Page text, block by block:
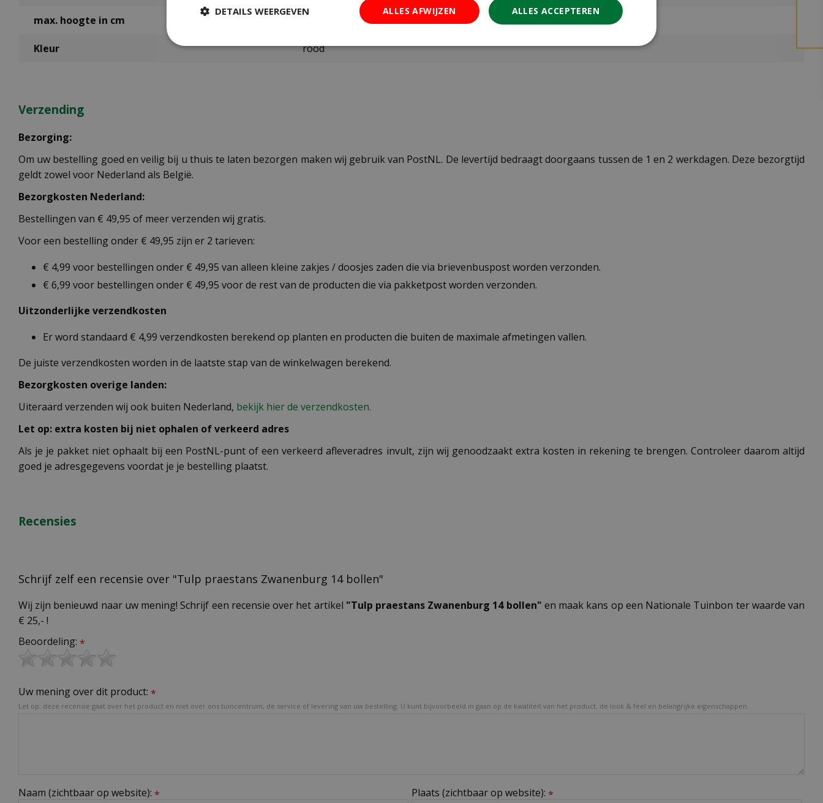
max. hoogte in cm
Kleur rood
Verzending
Bezorging:
Om uw bestelling goed en veilig bij u thuis te laten bezorgen maken wij gebruik van PostNL. De levertijd bedraagt doorgaans tussen de 1 en 2 werkdagen. Deze bezorgtijd
geldt zowel voor Nederland als België.
Bezorgkosten Nederland:
Bestellingen van € 49,95 of meer verzenden wij gratis.
Voor een bestelling onder € 49,95 zijn er 2 tarieven:
€ 4,99 voor bestellingen onder € 49,95 van alleen kleine zakjes / doosjes zaden die via brievenbuspost worden verzonden.
€ 6,99 voor bestellingen onder € 49,95 voor de rest van de producten die via pakketpost worden verzonden.
Uitzonderlijke verzendkosten
Er word standaard € 4,99 verzendkosten berekend op planten en producten die buiten de maximale afmetingen vallen.
De juiste verzendkosten worden in de laatste stap van de winkelwagen berekend.
Bezorgkosten overige landen:
Uiteraard verzenden wij ook buiten Nederland, bekijk hier de verzendkosten.
Let op: extra kosten bij niet ophalen of verkeerd adres
Als je je pakket niet ophaalt bij een PostNL-punt of een verkeerd afleveradres invult, zijn wij genoodzaakt extra kosten in rekening te brengen. Controleer daarom altijd
goed je adresgegevens voordat je je bestelling plaatst.
Recensies
Schrijf zelf een recensie over "Tulp praestans Zwanenburg 14 bollen"
Wij zijn benieuwd naar uw mening! Schrijf een recensie over het artikel "Tulp praestans Zwanenburg 14 bollen" en maak kans op een Nationale Tuinbon ter waarde van
€ 25,- !
Beoordeling: *
Uw mening over dit product: *
Let op: deze recensie gaat over het product en niet over ons tuincentrum, de service of levering van uw bestelling. U kunt bijvoorbeeld in gaan op de kwaliteit van het product, de look & feel en belangrijke eigenschappen.
Naam (zichtbaar op website): * Plaats (zichtbaar op website): *
ALLES ACCEPTEREN
ALLES AFWIJZEN
DETAILS WEERGEVEN